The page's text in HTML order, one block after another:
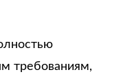
требованиям,